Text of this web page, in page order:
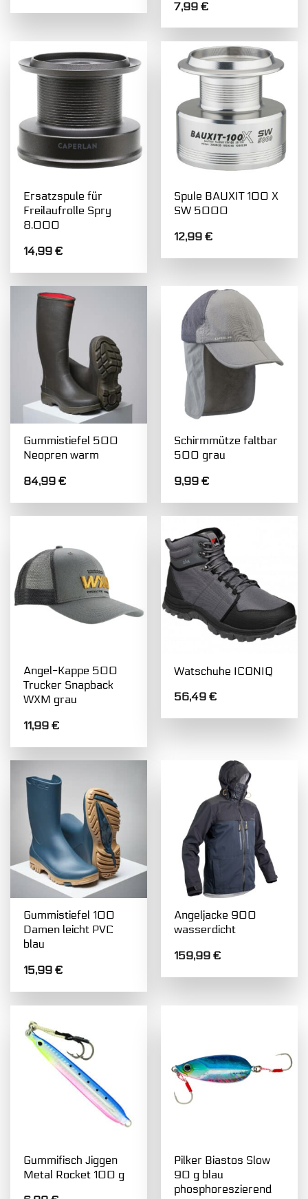
7,99€
Ersatzspule für
Freilaufrolle Spry
8.000
14,99€
Spule BAUXIT 100 X
SW 5000
12,99€
Gummistiefel 500
Neopren warm
84,99€
Schirmmütze faltbar
500 grau
9,99€
Angel-Kappe 500
Trucker Snapback
WXM grau
11,99€
Watschuhe ICONIQ
56,49€
Gummistiefel 100
Damen leicht PVC
blau
15,99€
Angeljacke 900
wasserdicht
159,99€
Gummifisch Jiggen
Metal Rocket 100 g
Pilker Biastos Slow
90 g blau
phosphoreszierend